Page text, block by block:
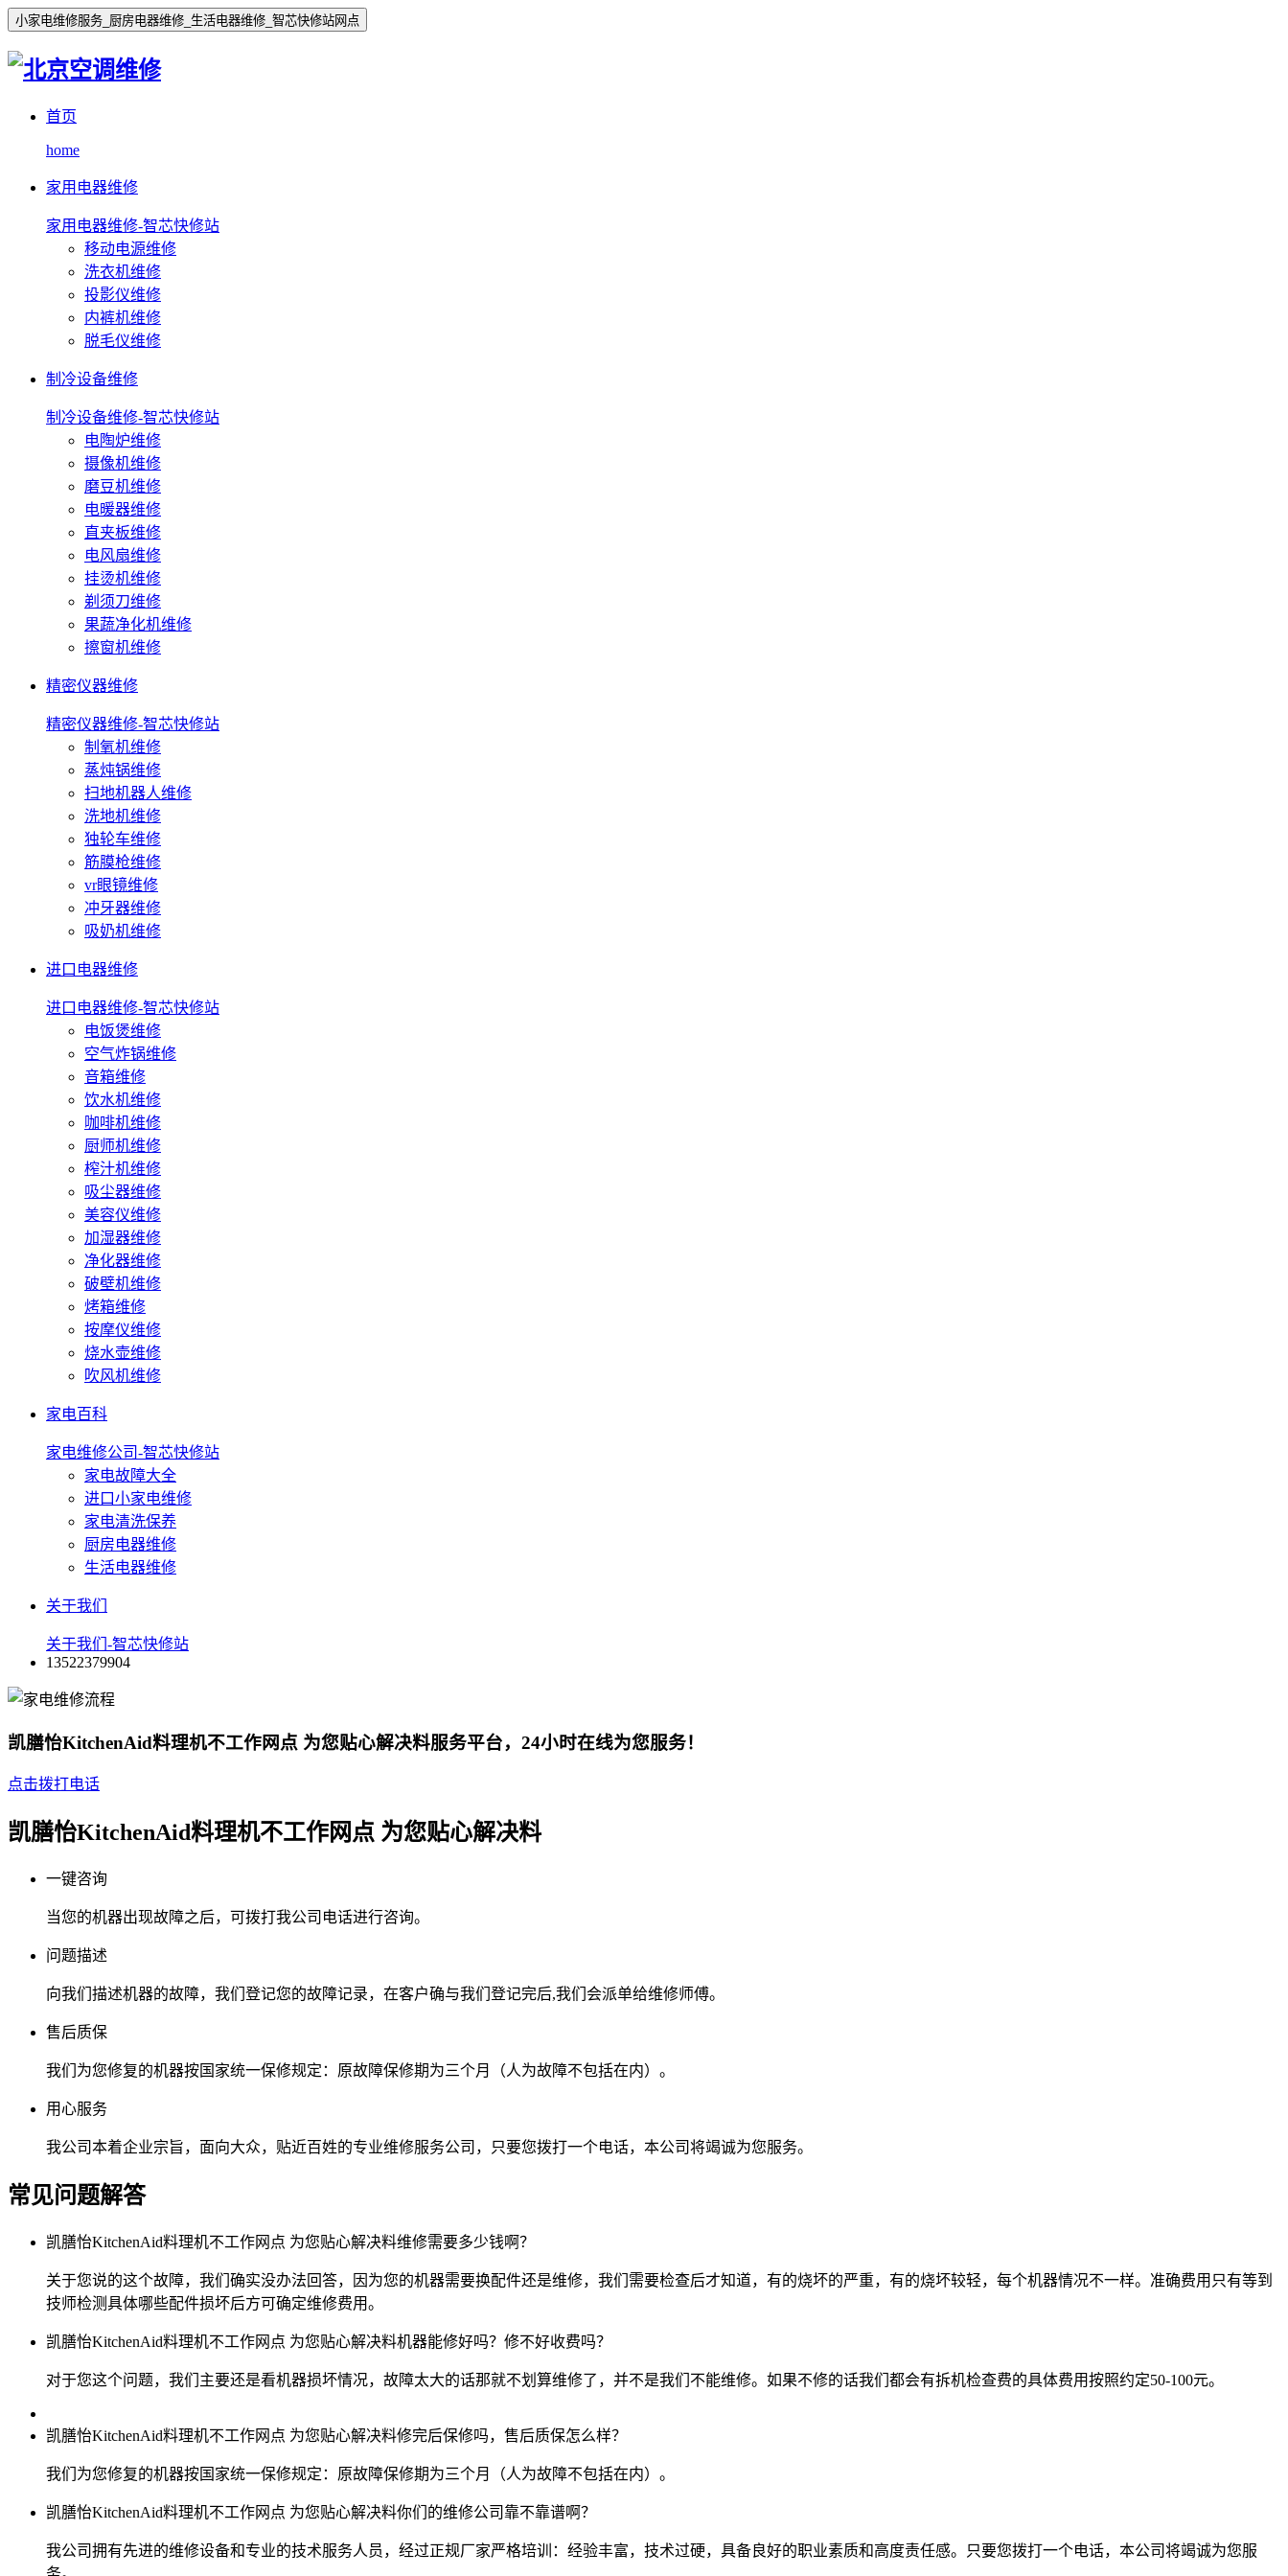
小家电维修服务_厨房电器维修_生活电器维修_智芯快修站网点
首页
home
家用电器维修
家用电器维修-智芯快修站
移动电源维修
洗衣机维修
投影仪维修
内裤机维修
脱毛仪维修
制冷设备维修
制冷设备维修-智芯快修站
电陶炉维修
摄像机维修
磨豆机维修
电暖器维修
直夹板维修
电风扇维修
挂烫机维修
剃须刀维修
果蔬净化机维修
擦窗机维修
精密仪器维修
精密仪器维修-智芯快修站
制氧机维修
蒸炖锅维修
扫地机器人维修
洗地机维修
独轮车维修
筋膜枪维修
vr眼镜维修
冲牙器维修
吸奶机维修
进口电器维修
进口电器维修-智芯快修站
电饭煲维修
空气炸锅维修
音箱维修
饮水机维修
咖啡机维修
厨师机维修
榨汁机维修
吸尘器维修
美容仪维修
加湿器维修
净化器维修
破壁机维修
烤箱维修
按摩仪维修
烧水壶维修
吹风机维修
家电百科
家电维修公司-智芯快修站
家电故障大全
进口小家电维修
家电清洗保养
厨房电器维修
生活电器维修
关于我们
关于我们-智芯快修站
13522379904
凯膳怡KitchenAid料理机不工作网点 为您贴心解决料服务平台，24小时在线为您服务！
点击拨打电话
凯膳怡KitchenAid料理机不工作网点 为您贴心解决料
一键咨询
当您的机器出现故障之后，可拨打我公司电话进行咨询。
问题描述
向我们描述机器的故障，我们登记您的故障记录，在客户确与我们登记完后,我们会派单给维修师傅。
售后质保
我们为您修复的机器按国家统一保修规定：原故障保修期为三个月（人为故障不包括在内）。
用心服务
我公司本着企业宗旨，面向大众，贴近百姓的专业维修服务公司，只要您拨打一个电话，本公司将竭诚为您服务。
常见问题解答
凯膳怡KitchenAid料理机不工作网点 为您贴心解决料维修需要多少钱啊？
关于您说的这个故障，我们确实没办法回答，因为您的机器需要换配件还是维修，我们需要检查后才知道，有的烧坏的严重，有的烧坏较轻，每个机器情况不一样。准确费用只有等到
技师检测具体哪些配件损坏后方可确定维修费用。
凯膳怡KitchenAid料理机不工作网点 为您贴心解决料机器能修好吗？修不好收费吗？
对于您这个问题，我们主要还是看机器损坏情况，故障太大的话那就不划算维修了，并不是我们不能维修。如果不修的话我们都会有拆机检查费的具体费用按照约定50-100元。
凯膳怡KitchenAid料理机不工作网点 为您贴心解决料修完后保修吗，售后质保怎么样？
我们为您修复的机器按国家统一保修规定：原故障保修期为三个月（人为故障不包括在内）。
凯膳怡KitchenAid料理机不工作网点 为您贴心解决料你们的维修公司靠不靠谱啊？
我公司拥有先进的维修设备和专业的技术服务人员，经过正规厂家严格培训：经验丰富，技术过硬，具备良好的职业素质和高度责任感。只要您拨打一个电话，本公司将竭诚为您服